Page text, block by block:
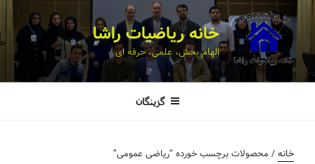
خانه ریاضیات راشا
الهام بخش، علمی، حرفه ای
گزینگان
خانه/ محصولات برچسب خورده “ریاضی عمومی”